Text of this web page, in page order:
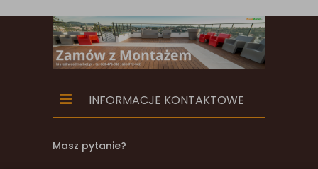
INFORMACJE KONTAKTOWE
Masz pytanie?